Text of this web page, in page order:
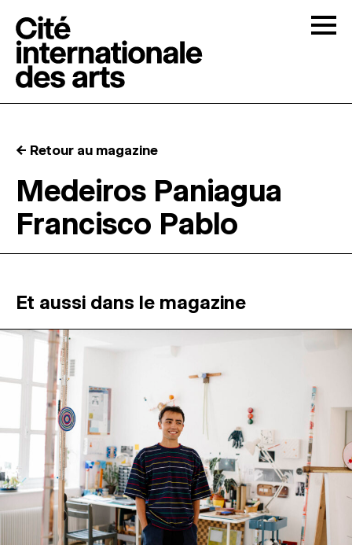
RÉSIDENCES ↓
MAGAZINE
ESPACES DE PRATIQUE ARTISTIQUE
Recherche
Connexion
↓
← Retour au magazine
Medeiros Paniagua
Francisco Pablo
Et aussi dans le magazine